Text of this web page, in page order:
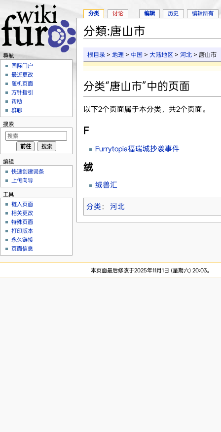
分類:唐山市
根目录 >地理 > 中国 >大陆地区 >河北 > 唐山市
分类“唐山市”中的页面
以下2个页面属于本分类，共2个页面。
F
Furrytopia福瑞城抄袭事件
绒
绒兽汇
分类 ： 河北
分类 讨论 编辑 历史 编辑所有
导航
国际门户
最近更改
随机页面
方针指引
帮助
群聊
搜索
编辑
快速创建词条
上传向导
工具
链入页面
相关更改
特殊页面
打印版本
永久链接
页面信息
本页面最后修改于2025年11月1日 (星期六) 20:03。